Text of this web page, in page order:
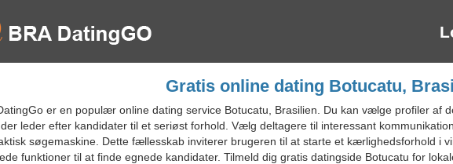
Gratis online dating Botucatu,
er en populær online dating service Botucatu, Brasilien. Du kan vælge profiler af
leder efter kandidater til et seriøst forhold. Vælg deltagere til interessant
søgemaskine. Dette fællesskab inviterer brugeren til at starte et kærlighedsforhold i
funktioner til at finde egnede kandidater. Tilmeld dig gratis datingside Botucatu for